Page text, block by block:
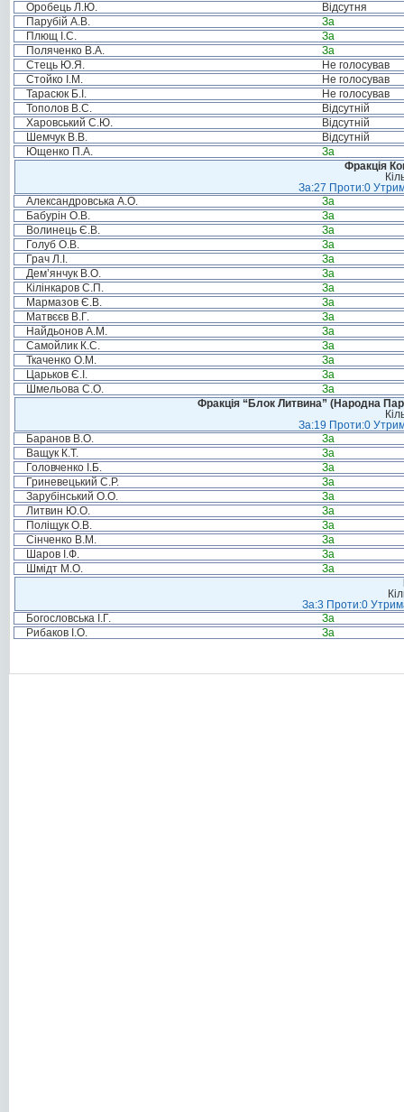
Оробець Л.Ю.
Відсутня
Парубій А.В.
За
Плющ І.С.
За
Поляченко В.А.
За
Стець Ю.Я.
Не голосував
Стойко І.М.
Не голосував
Тарасюк Б.І.
Не голосував
Тополов В.С.
Відсутній
Харовський С.Ю.
Відсутній
Шемчук В.В.
Відсутній
Ющенко П.А.
За
Фракція
За:27 Проти:0
Александровська А.О.
За
Бабурін О.В.
За
Волинець Є.В.
За
Голуб О.В.
За
Грач Л.І.
За
Дем’янчук В.О.
За
Кілінкаров С.П.
За
Мармазов Є.В.
За
Матвєєв В.Г.
За
Найдьонов А.М.
За
Самойлик К.С.
За
Ткаченко О.М.
За
Царьков Є.І.
За
Шмельова С.О.
За
Фракція “Блок Литвина” (Народна
За:19 Проти:0
Баранов В.О.
За
Ващук К.Т.
За
Головченко І.Б.
За
Гриневецький С.Р.
За
Зарубінський О.О.
За
Литвин Ю.О.
За
Поліщук О.В.
За
Сінченко В.М.
За
Шаров І.Ф.
За
Шмідт М.О.
За
За:3 Проти:0
Богословська І.Г.
За
Рибаков І.О.
За